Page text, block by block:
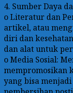
4. Sumber Daya
o Literatur dan
artikel, atau
diri dan
dan alat untuk
o Media Sosial:
mempromosikan
yang bisa